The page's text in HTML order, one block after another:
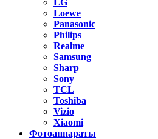
LG
Loewe
Panasonic
Philips
Realme
Samsung
Sharp
Sony
TCL
Toshiba
Vizio
Xiaomi
Фотоаппараты